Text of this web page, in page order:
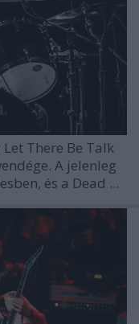
There Be Talk
A jelenleg
és a Dead ...